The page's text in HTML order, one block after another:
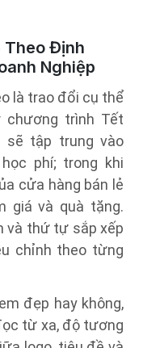
Theo Định
Nghiệp
là trao đổi cụ thể
chương trình Tết
sẽ tập trung vào
phí; trong khi
cửa hàng bán lẻ
giá và quà tặng.
và thứ tự sắp xếp
chỉnh theo từng
đẹp hay không,
từ xa, độ tương